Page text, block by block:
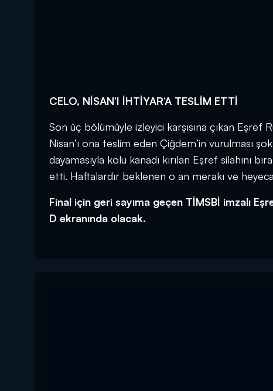
CELO, NİSAN’I İHTİYAR’A TESLİM ETTİ
Son üç bölümüyle izleyici karşısına çıkan Eşref
Nisan’ı ona teslim eden Çiğdem’in vurulması
dayamasıyla kolu kanadı kırılan Eşref silahını
etti. Haftalardır beklenen o an merakı ve
Final için geri sayıma geçen TİMSBİ imzalı
D ekranında olacak.